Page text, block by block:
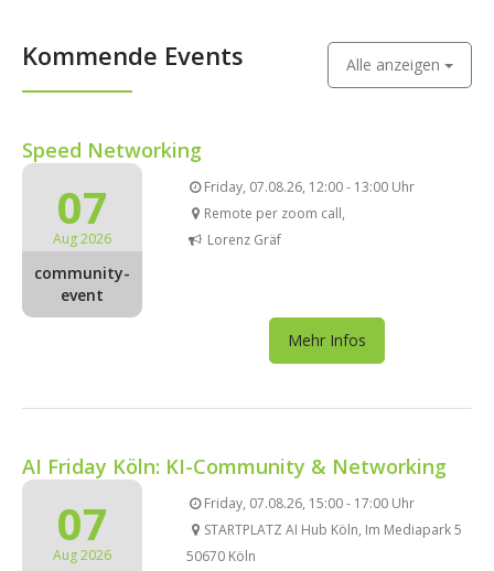
Kommende Events Alle anzeigen
Speed Networking
07
Aug 2026
community-
event
Friday, 07.08.26, 12:00 - 13:00 Uhr
Remote per zoom call,
Lorenz Gräf
Mehr Infos
AI Friday Köln: KI-Community & Networking
07
Aug 2026
Friday, 07.08.26, 15:00 - 17:00 Uhr
STARTPLATZ AI Hub Köln, Im Mediapark 5
50670 Köln